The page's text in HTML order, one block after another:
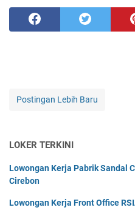
Postingan Lebih Baru
LOKER TERKINI
Lowongan Kerja Pabrik Sandal
Cirebon
Lowongan Kerja Front Office